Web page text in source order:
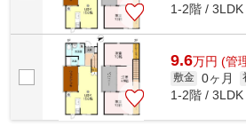
1-2階 /
9.6万円 (管
敷金 0ヶ月
1-2階 /